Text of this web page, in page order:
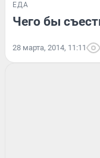
ЕДА
Чего бы
28 марта, 2014, 11:11